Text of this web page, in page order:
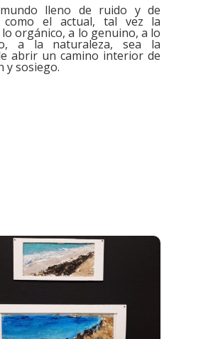
lleno de ruido y de
como el actual, tal vez la
orgánico, a lo genuino, a lo
a la naturaleza, sea la
abrir un camino interior de
y sosiego.